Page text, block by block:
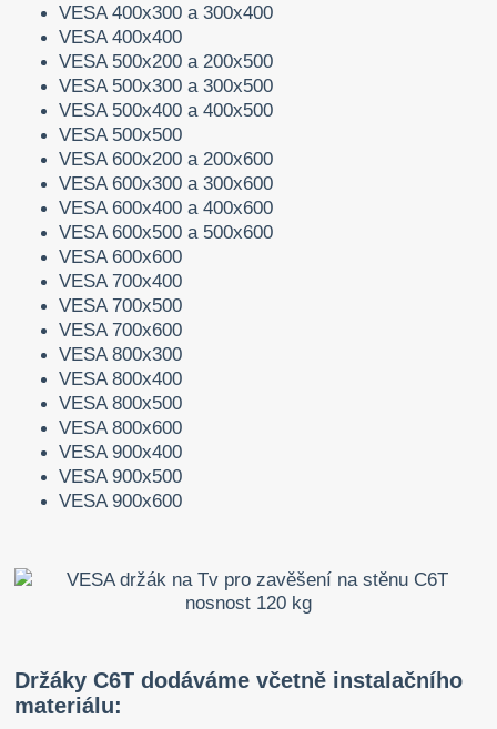
VESA 400x300 a 300x400
VESA 400x400
VESA 500x200 a 200x500
VESA 500x300 a 300x500
VESA 500x400 a 400x500
VESA 500x500
VESA 600x200 a 200x600
VESA 600x300 a 300x600
VESA 600x400 a 400x600
VESA 600x500 a 500x600
VESA 600x600
VESA 700x400
VESA 700x500
VESA 700x600
VESA 800x300
VESA 800x400
VESA 800x500
VESA 800x600
VESA 900x400
VESA 900x500
VESA 900x600
Držáky C6T dodáváme včetně instalačního
materiálu: